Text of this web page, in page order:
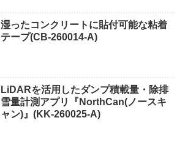
湿ったコンクリートに貼付可能な粘着
テープ(CB-260014-A)
LiDARを活用したダンプ積載量・除排
雪量計測アプリ『NorthCan(ノースキ
ャン)』(KK-260025-A)